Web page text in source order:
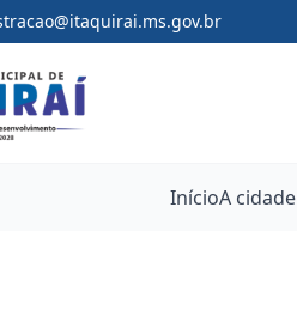
InícioA cidade